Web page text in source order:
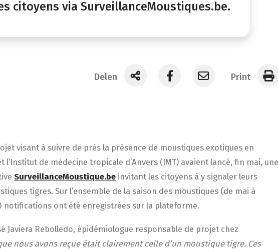
citoyens via SurveillanceMoustiques.be.
Delen Print
visant à suivre de près la présence de moustiques exotiques en
l’Institut de médecine tropicale d’Anvers (IMT) avaient lancé, fin mai, une
SurveillanceMoustique.be invitant les citoyens à y signaler leurs
tigres. Sur l’ensemble de la saison des moustiques (de mai à
notifications ont été enregistrées sur la plateforme.
Javiera Rebolledo, épidémiologue responsable de projet chez
nous avons reçue était clairement celle d’un moustique tigre. Ces